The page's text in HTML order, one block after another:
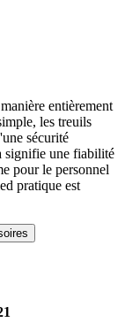
entièrement
les treuils
sécurité
signifie une fiabilité
pour le personnel
pratique est